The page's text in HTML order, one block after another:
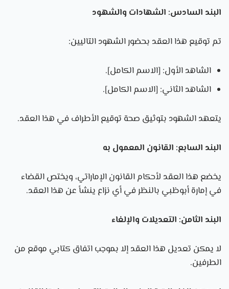
البند السادس: الشهادات والشهود
تم توقيع هذا العقد بحضور الشهود التاليين:
الشاهد الأول: [الاسم الكامل].
الشاهد الثاني: [الاسم الكامل].
يتعهد الشهود بتوثيق صحة توقيع الأطراف في هذا العقد.
البند السابع: القانون المعمول به
يخضع هذا العقد لأحكام القانون الإماراتي، ويختص القضاء
في إمارة أبوظبي بالنظر في أي نزاع ينشأ عن هذا العقد.
البند الثامن: التعديلات والإلغاء
لا يمكن تعديل هذا العقد إلا بموجب اتفاق كتابي موقع من
الطرفين.